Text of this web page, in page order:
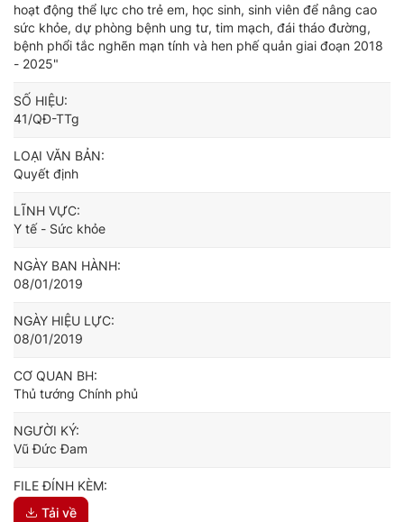
hoạt động thể lực cho trẻ em, học sinh, sinh viên để nâng cao
sức khỏe, dự phòng bệnh ung tư, tim mạch, đái tháo đường,
bệnh phổi tắc nghẽn mạn tính và hen phế quản giai đoạn 2018
- 2025"
SỐ HIỆU:
41/QĐ-TTg
LOẠI VĂN BẢN:
Quyết định
LĨNH VỰC:
Y tế - Sức khỏe
NGÀY BAN HÀNH:
08/01/2019
NGÀY HIỆU LỰC:
08/01/2019
CƠ QUAN BH:
Thủ tướng Chính phủ
NGƯỜI KÝ:
Vũ Đức Đam
FILE ĐÍNH KÈM:
Tải về